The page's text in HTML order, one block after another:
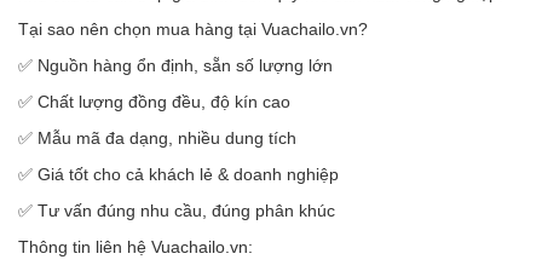
Tại sao nên chọn mua hàng tại Vuachailo.vn?
✅ Nguồn hàng ổn định, sẵn số lượng lớn
✅ Chất lượng đồng đều, độ kín cao
✅ Mẫu mã đa dạng, nhiều dung tích
✅ Giá tốt cho cả khách lẻ & doanh nghiệp
✅ Tư vấn đúng nhu cầu, đúng phân khúc
Thông tin liên hệ Vuachailo.vn: